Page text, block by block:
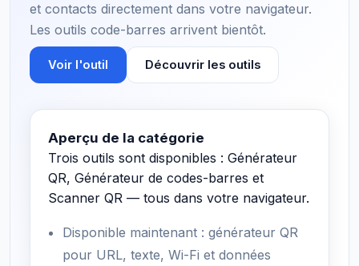
et contacts directement dans votre navigateur.
Les outils code-barres arrivent bientôt.
Voir l'outil Découvrir les outils
Aperçu de la catégorie
Trois outils sont disponibles : Générateur
QR, Générateur de codes-barres et
Scanner QR — tous dans votre navigateur.
Disponible maintenant : générateur QR
pour URL, texte, Wi-Fi et données